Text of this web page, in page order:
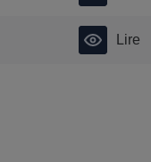
Lire